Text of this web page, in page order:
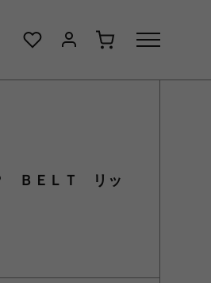
ＢＥＬＴ リッ